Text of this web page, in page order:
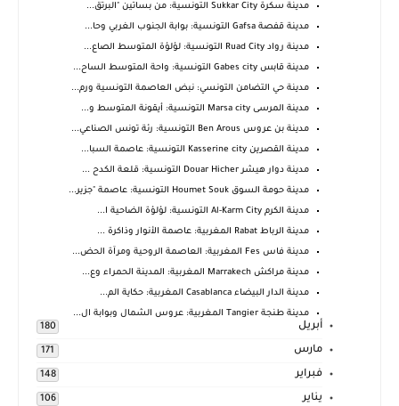
مدينة سكرة Sukkar City التونسية: من بساتين "البرتق...
مدينة قفصة Gafsa التونسية: بوابة الجنوب الغربي وحا...
مدينة رواد Ruad City التونسية: لؤلؤة المتوسط الصاع...
مدينة قابس Gabes city التونسية: واحة المتوسط الساح...
مدينة حي التضامن التونسي: نبض العاصمة التونسية ورم...
مدينة المرسى Marsa city التونسية: أيقونة المتوسط و...
مدينة بن عروس Ben Arous التونسية: رئة تونس الصناعي...
مدينة القصرين Kasserine city التونسية: عاصمة السبا...
مدينة دوار هيشر Douar Hicher التونسية: قلعة الكدح ...
مدينة حومة السوق Houmet Souk التونسية: عاصمة "جزير...
مدينة الكرم Al-Karm City التونسية: لؤلؤة الضاحية ا...
مدينة الرباط Rabat المغربية: عاصمة الأنوار وذاكرة ...
مدينة فاس Fes المغربية: العاصمة الروحية ومرآة الحض...
مدينة مراكش Marrakech المغربية: المدينة الحمراء وع...
مدينة الدار البيضاء Casablanca المغربية: حكاية الم...
مدينة طنجة Tangier المغربية: عروس الشمال وبوابة ال...
أبريل 180
مارس 171
فبراير 148
يناير 106